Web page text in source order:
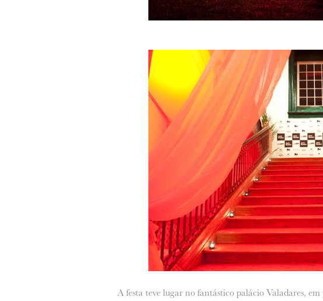
A festa teve lugar no fantástico palácio Valadares,